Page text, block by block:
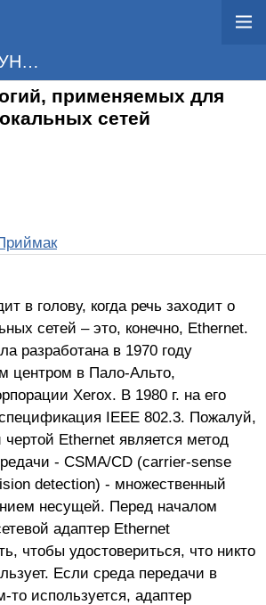
СЕТИ И КОММУНИКАЦИИ
применяемых для
сетей
в голову, когда речь заходит о
сетей – это, конечно, Ethernet.
разработана в 1970 году
центром в Пало-Альто,
Xerox. В 1980 г. на его
IEEE 802.3. Пожалуй,
Ethernet является метод
- CSMA/CD (carrier-sense
detection) - множественный
несущей. Перед началом
адаптер Ethernet
чтобы удостовериться, что никто
Если среда передачи в
используется, адаптер